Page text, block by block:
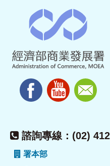
諮詢專線：(02)
署本部